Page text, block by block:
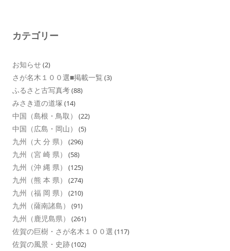
カテゴリー
お知らせ(2)
さが名木１００選■掲載一覧 (3)
ふるさと古写真考(88)
みさき道の道塚 (14)
中国（島根・鳥取） (22)
中国（広島・岡山） (5)
九州（大 分 県） (296)
九州（宮 崎 県） (58)
九州（沖 縄 県） (125)
九州（熊 本 県） (274)
九州（福 岡 県） (210)
九州（薩南諸島） (91)
九州（鹿児島県） (261)
佐賀の巨樹・さが名木１００選 (117)
佐賀の風景・史跡(102)